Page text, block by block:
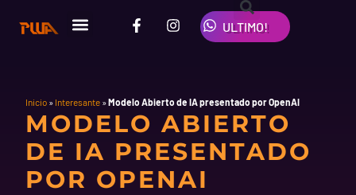
contenido
ULTIMO!
F
a
o
k
-
f
I
n
r
a
m
W
h
a
p
p
Inicio » Interesante »Modelo Abierto de IA presentado por OpenAI
MODELO ABIERTO
DE IA PRESENTADO
POR OPENAI